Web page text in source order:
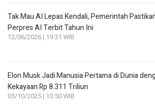
Tak Mau AI Lepas Kendali, Pemerintah
Perpres AI Terbit Tahun Ini
12/06/2026 | 19:31 WIB
Elon Musk Jadi Manusia Pertama di Dunia
Kekayaan Rp 8.311 Triliun
05/10/2025 | 10:50 WIB